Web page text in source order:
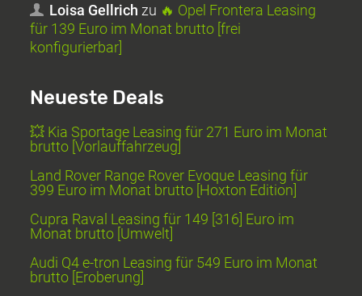
Loisa Gellrich zu 🔥 Opel Frontera Leasing
für 139 Euro im Monat brutto [frei
konfigurierbar]
Neueste Deals
💥 Kia Sportage Leasing für 271 Euro im Monat
brutto [Vorlauffahrzeug]
Land Rover Range Rover Evoque Leasing für
399 Euro im Monat brutto [Hoxton Edition]
Cupra Raval Leasing für 149 [316] Euro im
Monat brutto [Umwelt]
Audi Q4 e-tron Leasing für 549 Euro im Monat
brutto [Eroberung]